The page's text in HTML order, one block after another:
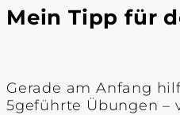
Mein Tipp für
Gerade am Anfang
5geführte Übungen –